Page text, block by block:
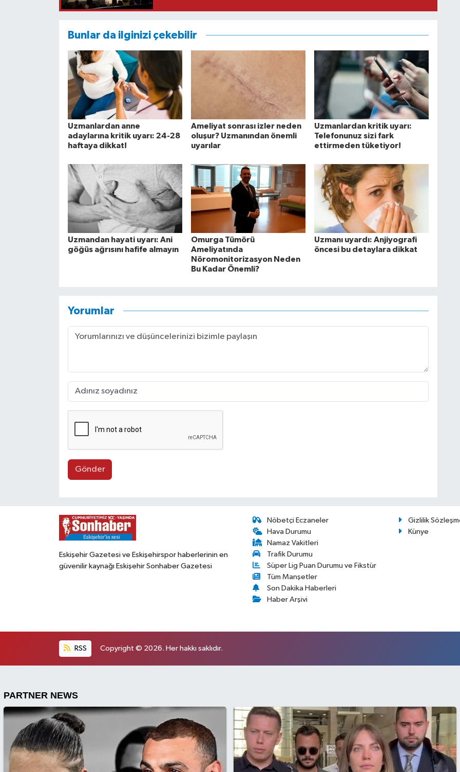
Bunlar da ilginizi çekebilir
Uzmanlardan anne
adaylarına kritik uyarı: 24-28
haftaya dikkat!
Ameliyat sonrası izler neden
oluşur? Uzmanından önemli
uyarılar
Uzmanlardan kritik uyarı:
Telefonunuz sizi fark
ettirmeden tüketiyor!
Uzmandan hayati uyarı: Ani
göğüs ağrısını hafife almayın
Omurga Tümörü
Ameliyatında
Nöromonitorizasyon Neden
Bu Kadar Önemli?
Uzmanı uyardı: Anjiyografi
öncesi bu detaylara dikkat
Yorumlar
Gönder
Eskişehir Gazetesi ve Eskişehirspor haberlerinin en
güvenilir kaynağı Eskişehir Sonhaber Gazetesi
Nöbetçi Eczaneler
Hava Durumu
Namaz Vakitleri
Trafik Durumu
Süper Lig Puan Durumu ve Fikstür
Tüm Manşetler
Son Dakika Haberleri
Haber Arşivi
Gizlilik
Künye
RSS Copyright © 2026. Her hakkı saklıdır.